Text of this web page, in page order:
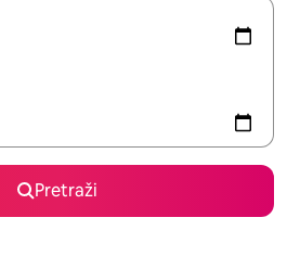
Pretraži